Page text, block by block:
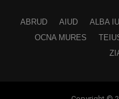
ABRUD AIUD ALBA
OCNA MURES